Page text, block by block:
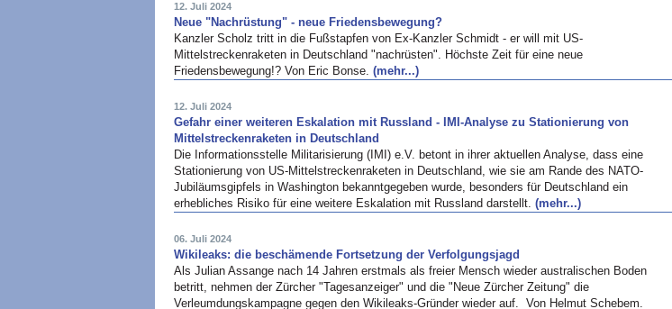
12. Juli 2024
Neue "Nachrüstung" - neue Friedensbewegung?
Kanzler Scholz tritt in die Fußstapfen von Ex-Kanzler Schmidt - er will mit US-
Mittelstreckenraketen in Deutschland "nachrüsten". Höchste Zeit für eine neue
Friedensbewegung!? Von Eric Bonse. (mehr...)
12. Juli 2024
Gefahr einer weiteren Eskalation mit Russland - IMI-Analyse zu Stationierung von
Mittelstreckenraketen in Deutschland
Die Informationsstelle Militarisierung (IMI) e.V. betont in ihrer aktuellen Analyse, dass eine
Stationierung von US-Mittelstreckenraketen in Deutschland, wie sie am Rande des NATO-
Jubiläumsgipfels in Washington bekanntgegeben wurde, besonders für Deutschland ein
erhebliches Risiko für eine weitere Eskalation mit Russland darstellt. (mehr...)
06. Juli 2024
Wikileaks: die beschämende Fortsetzung der Verfolgungsjagd
Als Julian Assange nach 14 Jahren erstmals als freier Mensch wieder australischen Boden
betritt, nehmen der Zürcher "Tagesanzeiger" und die "Neue Zürcher Zeitung" die
Verleumdungskampagne gegen den Wikileaks-Gründer wieder auf. Von Helmut Schebem.